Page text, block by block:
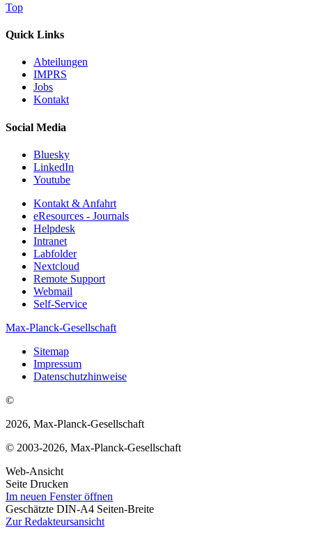
Top
Quick Links
Abteilungen
IMPRS
Jobs
Kontakt
Social Media
Bluesky
LinkedIn
Youtube
Kontakt & Anfahrt
eResources - Journals
Helpdesk
Intranet
Labfolder
Nextcloud
Remote Support
Webmail
Self-Service
Max-Planck-Gesellschaft
Sitemap
Impressum
Datenschutzhinweise
©
2026, Max-Planck-Gesellschaft
© 2003-2026, Max-Planck-Gesellschaft
Web-Ansicht
Seite Drucken
Im neuen Fenster öffnen
Geschätzte DIN-A4 Seiten-Breite
Zur Redakteursansicht